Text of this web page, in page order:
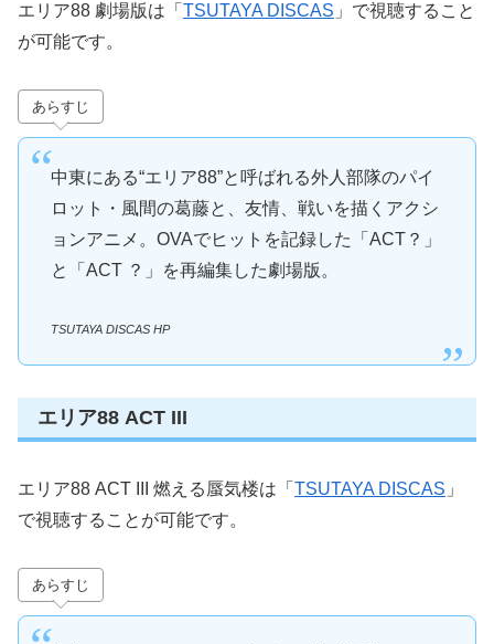
エリア88 劇場版は「 TSUTAYA DISCAS 」で視聴すること
が可能です。
あらすじ
中東にある“エリア88”と呼ばれる外人部隊のパイ
ロット・風間の葛藤と、友情、戦いを描くアクシ
ョンアニメ。OVAでヒットを記録した「ACT？」
と「ACT ？」を再編集した劇場版。
TSUTAYA DISCAS HP
エリア88 ACT III
エリア88 ACT III 燃える蜃気楼は「 TSUTAYA DISCAS 」
で視聴することが可能です。
あらすじ